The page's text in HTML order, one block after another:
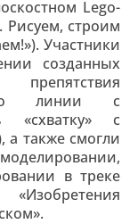
Lego-
Рисуем, строим
Участники
созданных
по линии с
«схватку» с
а также смогли
в треке